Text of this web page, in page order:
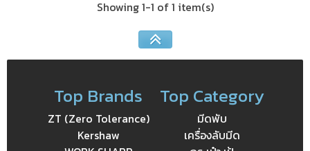
Showing 1-1 of 1 item(s)
Top Brands
ZT (Zero Tolerance)
Kershaw
Top Category
มีดพับ
เครื่องลับมีด